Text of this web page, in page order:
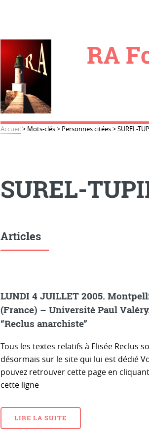
RA
Accueil > Mots-clés> Personnes citées>SUREL-
SUREL-
Articles
LUNDI 4 JUILLET 2005.
(France) – Université Paul
“Reclus anarchiste”
Tous les textes relatifs à Elisée Reclus
désormais sur le site qui lui est dédié
pouvez retrouver cette page en
cette ligne
LIRE LA SUITE